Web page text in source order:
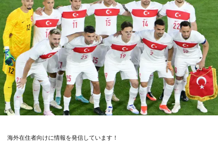
海外在住者向けに情報を発信しています！